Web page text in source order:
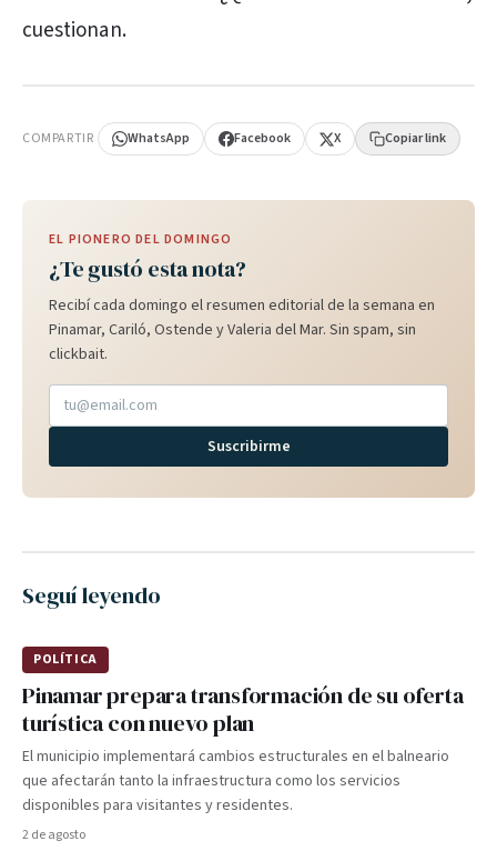
cuestionan.
COMPARTIR WhatsApp Facebook X Copiar link
EL PIONERO DEL DOMINGO
¿Te gustó esta nota?
Recibí cada domingo el resumen editorial de la semana en
Pinamar, Cariló, Ostende y Valeria del Mar. Sin spam, sin
clickbait.
Suscribirme
Seguí leyendo
POLÍTICA
Pinamar prepara transformación de su oferta
turística con nuevo plan
El municipio implementará cambios estructurales en el balneario
que afectarán tanto la infraestructura como los servicios
disponibles para visitantes y residentes.
2 de agosto